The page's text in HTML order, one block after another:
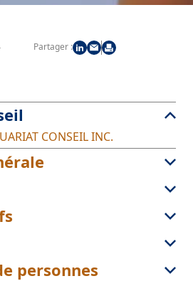
Partager :
CONSEIL INC.
personnes